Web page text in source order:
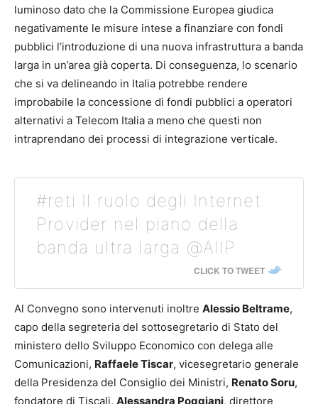
luminoso dato che la Commissione Europea giudica
negativamente le misure intese a finanziare con fondi
pubblici l’introduzione di una nuova infrastruttura a banda
larga in un’area già coperta. Di conseguenza, lo scenario
che si va delineando in Italia potrebbe rendere
improbabile la concessione di fondi pubblici a operatori
alternativi a Telecom Italia a meno che questi non
intraprendano dei processi di integrazione verticale.
#reti Il ruolo degli Internet
Provider nel piano della
banda ultra larga @AIIP
CLICK TO TWEET
Al Convegno sono intervenuti inoltre Alessio Beltrame,
capo della segreteria del sottosegretario di Stato del
ministero dello Sviluppo Economico con delega alle
Comunicazioni, Raffaele Tiscar, vicesegretario generale
della Presidenza del Consiglio dei Ministri, Renato Soru,
fondatore di Tiscali, Alessandra Poggiani, direttore